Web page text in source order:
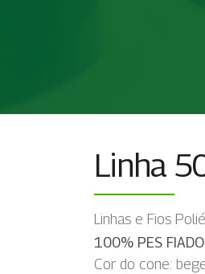
Linha
Linhas e Fios
100% PES
Cor do cone: